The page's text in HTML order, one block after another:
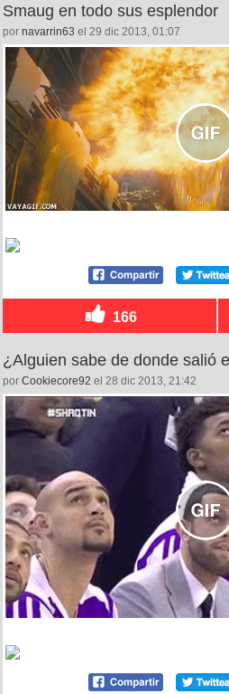
Smaug en todo sus esplendor
por navarrin63 el 29 dic 2013, 01:07
166
¿Alguien sabe de donde salió
por Cookiecore92 el 28 dic 2013, 21:42